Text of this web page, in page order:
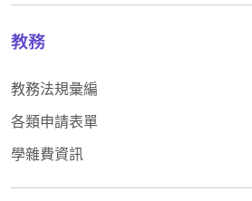
教務
教務法規彙編
各類申請表單
學雜費資訊